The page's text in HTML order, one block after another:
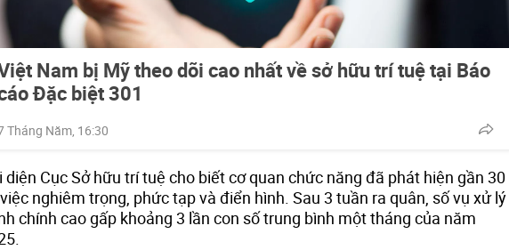
Nam bị Mỹ theo dõi cao nhất về sở hữu trí tuệ tại Báo
Đặc biệt 301
Tháng Năm, 16:30
diện Cục Sở hữu trí tuệ cho biết cơ quan chức năng đã phát hiện gần 30
nghiêm trọng, phức tạp và điển hình. Sau 3 tuần ra quân, số vụ xử lý
chính cao gấp khoảng 3 lần con số trung bình một tháng của năm